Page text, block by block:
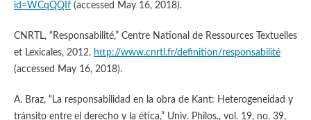
id=WCqQQIf(accessed May 16, 2018).
CNRTL, “Responsabilité,” Centre National de Ressources Textuelles
et Lexicales, 2012. http://www.cnrtl.fr/definition/responsabilité
(accessed May 16, 2018).
A. Braz, “La responsabilidad en la obra de Kant: Heterogeneidad y
tránsito entre el derecho y la ética,” Univ. Philos., vol. 19, no. 39,